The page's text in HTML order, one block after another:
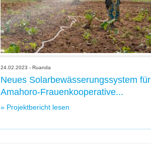
24.02.2023 - Ruanda
Neues Solarbewässerungssystem für
Amahoro-Frauenkooperative...
» Projektbericht lesen